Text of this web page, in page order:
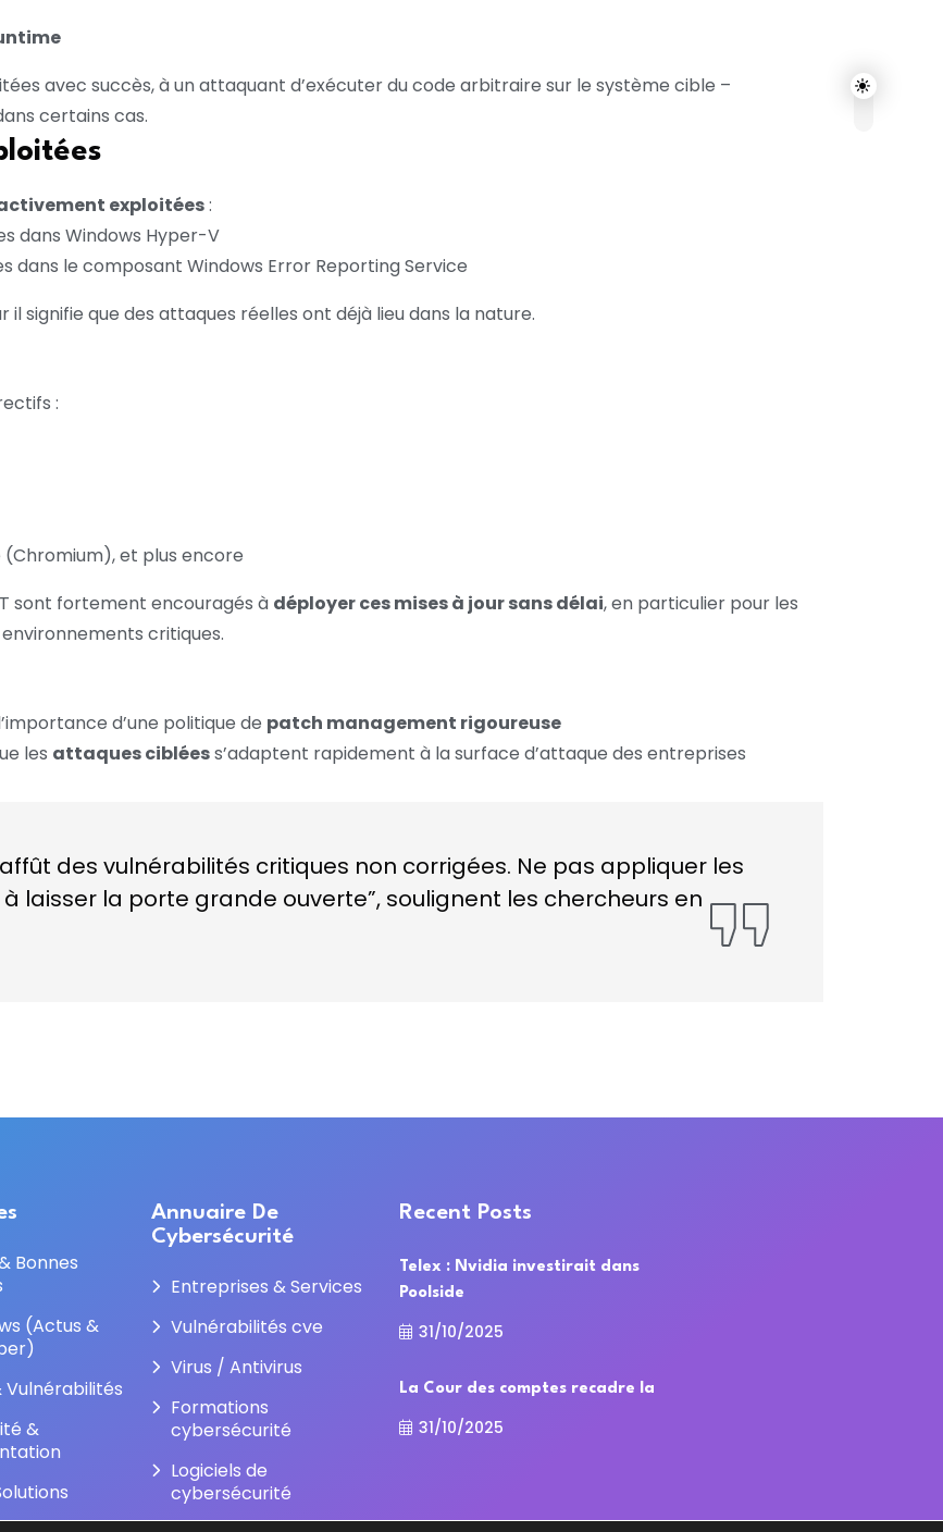
avec succès, à un attaquant d’exécuter du code arbitraire sur le système cible –
certains cas.
exploitées:
dans Windows Hyper-V
dans le composant Windows Error Reporting Service
signifie que des attaques réelles ont déjà lieu dans la nature.
:
(Chromium), et plus encore
sont fortement encouragés à déployer ces mises à jour sans délai, en particulier pour les
critiques.
d’une politique de patch management rigoureuse
les attaques cibléess’adaptent rapidement à la surface d’attaque des entreprises
des vulnérabilités critiques non corrigées. Ne pas appliquer les
laisser la porte grande ouverte”, soulignent les chercheurs en
Bonnes
(Actus &
Vulnérabilités
&
Annuaire De
Cybersécurité
Entreprises & Services
Vulnérabilités cve
Virus / Antivirus
Formations
cybersécurité
Logiciels de
cybersécurité
Recent Posts
Telex : Nvidia investirait dans
Poolside
31/10/2025
La Cour des comptes recadre la
31/10/2025